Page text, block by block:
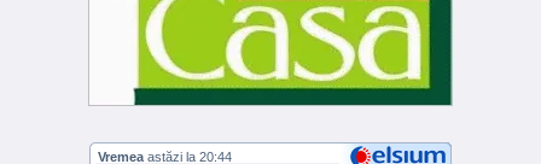
Vremea astăzi la 20:44